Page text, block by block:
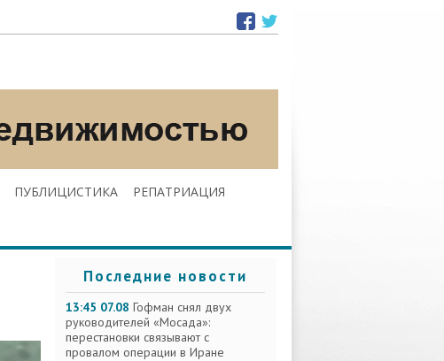
ПУБЛИЦИСТИКА РЕПАТРИАЦИЯ
Последние новости
13:45 07.08 Гофман снял двух
руководителей «Мосада»:
перестановки связывают с
провалом операции в Иране